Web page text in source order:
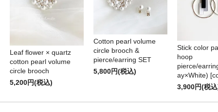
Leaf flower × quartz
cotton pearl volume
circle brooch
5,200円(税込)
Cotton pearl volume
circle brooch &
pierce/earring SET
5,800円(税込)
Stick color
hoop
pierce/
ay×White)
3,900円(税